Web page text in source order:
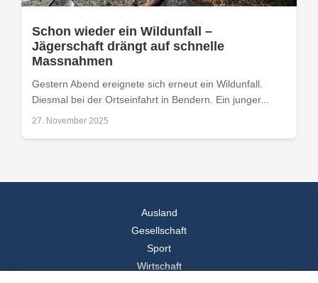
Schon wieder ein Wildunfall –
Jägerschaft drängt auf schnelle
Massnahmen
Gestern Abend ereignete sich erneut ein Wildunfall.
Diesmal bei der Ortseinfahrt in Bendern. Ein junger...
27. November 2025
Ausland
Gesellschaft
Sport
Wirtschaft